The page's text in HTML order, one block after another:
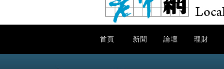
首頁 新聞 論壇 理財